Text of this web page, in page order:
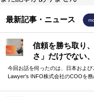
最新記事・ニュース
信頼を勝ち取り
さ」だけでない
今回お話を伺ったのは、日本およ
Lawyer's INFO株式会社のCOOを
いました。 他者との「弱い繋がり